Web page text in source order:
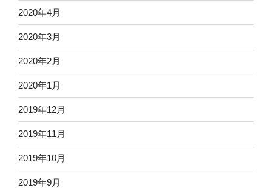
2020年4月
2020年3月
2020年2月
2020年1月
2019年12月
2019年11月
2019年10月
2019年9月